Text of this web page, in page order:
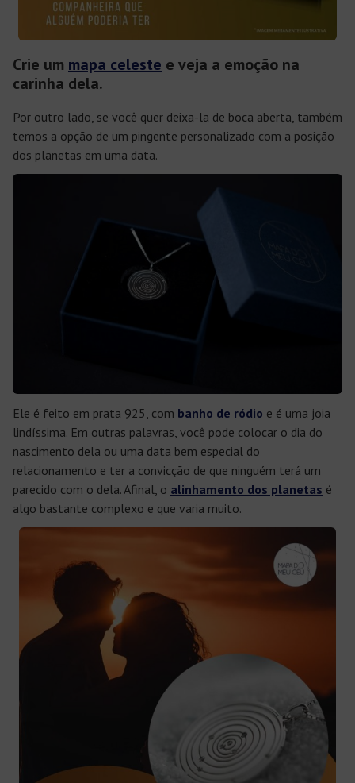
Crie um mapa celeste e veja a emoção na
carinha dela.
Por outro lado, se você quer deixa-la de boca aberta, também
temos a opção de um pingente personalizado com a posição
dos planetas em uma data.
Ele é feito em prata 925, com banho de ródio e é uma joia
lindíssima. Em outras palavras, você pode colocar o dia do
nascimento dela ou uma data bem especial do
relacionamento e ter a convicção de que ninguém terá um
parecido com o dela. Afinal, o alinhamento dos planetas é
algo bastante complexo e que varia muito.